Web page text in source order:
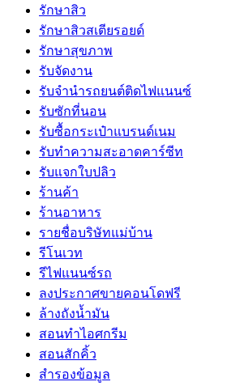
รักษาสิว
รักษาสิวสเตียรอยด์
รักษาสุขภาพ
รับจัดงาน
รับจํานํารถยนต์ติดไฟแนนซ์
รับซักที่นอน
รับซื้อกระเป๋าแบรนด์เนม
รับทำความสะอาดคาร์ซีท
รับแจกใบปลิว
ร้านค้า
ร้านอาหาร
รายชื่อบริษัทแม่บ้าน
รีโนเวท
รีไฟแนนซ์รถ
ลงประกาศขายคอนโดฟรี
ล้างถังน้ำมัน
สอนทำไอศกรีม
สอนสักคิ้ว
สำรองข้อมูล